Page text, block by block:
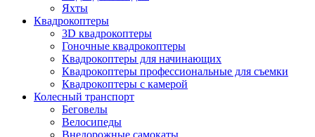
Яхты
Квадрокоптеры
3D квадрокоптеры
Гоночные квадрокоптеры
Квадрокоптеры для начинающих
Квадрокоптеры профессиональные для съемки
Квадрокоптеры с камерой
Колесный транспорт
Беговелы
Велосипеды
Внедорожные самокаты